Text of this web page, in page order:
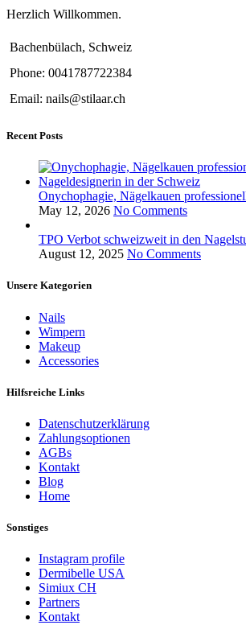
Herzlich Willkommen.
Bachenbülach, Schweiz
Phone: 0041787722384
Email: nails@stilaar.ch
Recent Posts
Onychophagie, Nägelkauen
May 12, 2026 No Comments
TPO Verbot schweizweit in den
August 12, 2025 No Comments
Unsere Kategorien
Nails
Wimpern
Makeup
Accessories
Hilfsreiche Links
Datenschutzerklärung
Zahlungsoptionen
AGBs
Kontakt
Blog
Home
Sonstiges
Instagram profile
Dermibelle USA
Simiux CH
Partners
Kontakt